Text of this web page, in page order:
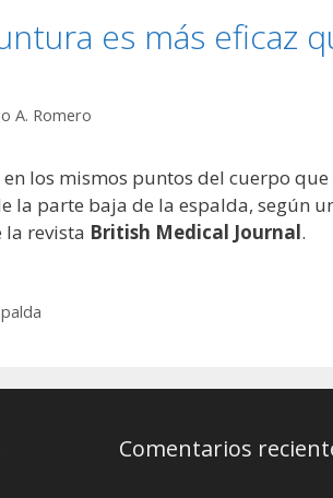
es más eficaz
A. Romero
los mismos puntos del cuerpo
la parte baja de la espalda, según
revista British Medical Journal.
Comentarios